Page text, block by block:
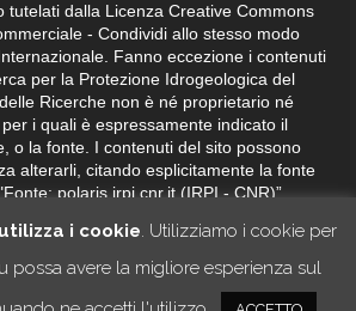
tutelati dalla Licenza Creative Commons
- Condividi allo stesso modo
Fanno eccezione i contenuti
per la Protezione Idrogeologica del
Ricerche non è né proprietario né
i quali è espressamente indicato il
o la fonte. I contenuti del sito possono
alterarli, citando esplicitamente la fonte
polaris.irpi.cnr.it (IRPI - CNR)”.
i cookie. Utilizziamo i cookie per
possa avere la migliore esperienza sul